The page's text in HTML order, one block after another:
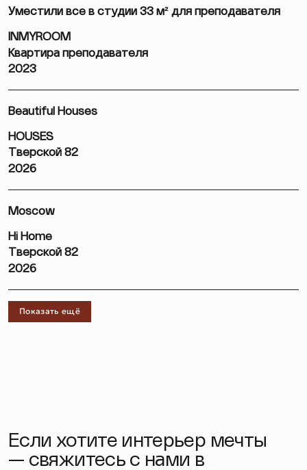
Уместили все в студии 33 м² для преподавателя
INMYROOM
Квартира преподавателя
2023
Beautiful Houses
HOUSES
Тверской 82
2026
Moscow
Hi Home
Тверской 82
2026
Показать ещё
Если хотите интерьер мечты
— свяжитесь с нами в